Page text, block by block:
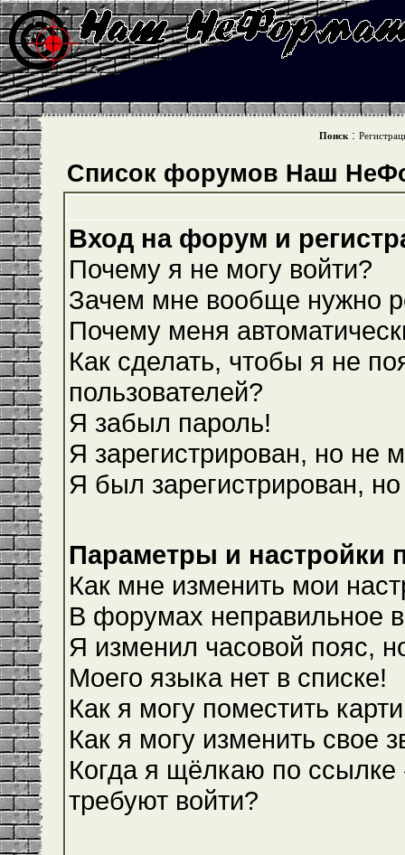
Поиск :
Список форумов Наш
Вход на форум и
Почему я не могу войти?
Зачем мне вообще нужно
Почему меня
Как сделать, чтобы я не
пользователей?
Я забыл пароль!
Я зарегистрирован, но не
Я был зарегистрирован,
Параметры и настройки
Как мне изменить мои
В форумах неправильное
Я изменил часовой пояс,
Моего языка нет в списке!
Как я могу поместить
Как я могу изменить свое
Когда я щёлкаю по ссылке
требуют войти?